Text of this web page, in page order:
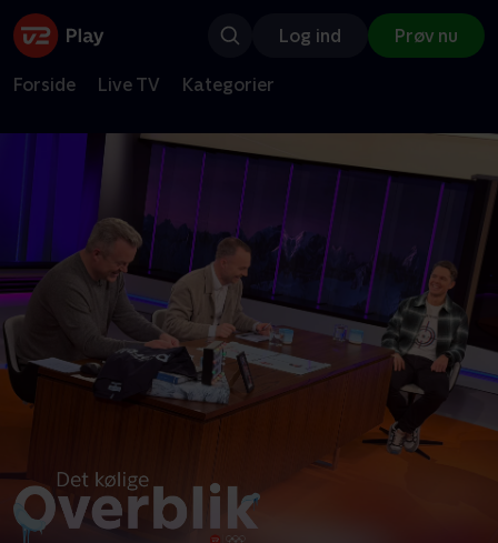
Log ind Prøv nu
Forside Live TV Kategorier